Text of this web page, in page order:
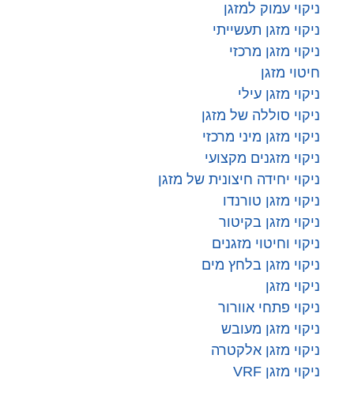
ניקוי עמוק למזגן
ניקוי מזגן תעשייתי
ניקוי מזגן מרכזי
חיטוי מזגן
ניקוי מזגן עילי
ניקוי סוללה של מזגן
ניקוי מזגן מיני מרכזי
ניקוי מזגנים מקצועי
ניקוי יחידה חיצונית של מזגן
ניקוי מזגן טורנדו
ניקוי מזגן בקיטור
ניקוי וחיטוי מזגנים
ניקוי מזגן בלחץ מים
ניקוי מזגן
ניקוי פתחי אוורור
ניקוי מזגן מעובש
ניקוי מזגן אלקטרה
ניקוי מזגן VRF